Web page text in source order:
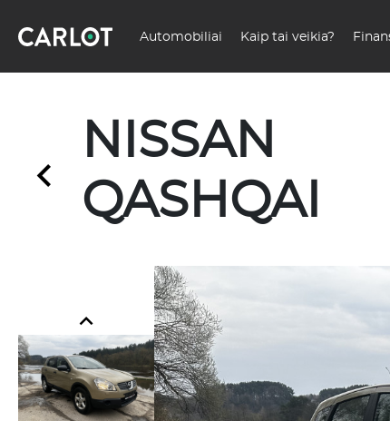
Automobiliai Kaip tai veikia?
NISSAN
QASHQAI